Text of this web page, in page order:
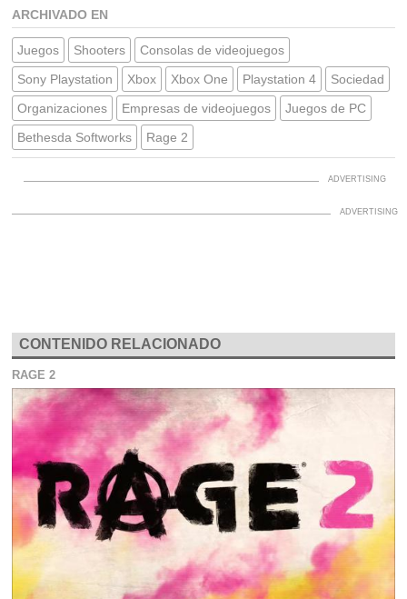
ARCHIVADO EN
Juegos Shooters
Consolas de videojuegos
Sony Playstation
Xbox Xbox One Playstation 4
Sociedad
Organizaciones
Empresas de videojuegos
Juegos de PC
Bethesda Softworks
Rage 2
CONTENIDO RELACIONADO
RAGE 2